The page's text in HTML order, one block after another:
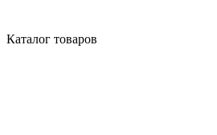
Каталог товаров